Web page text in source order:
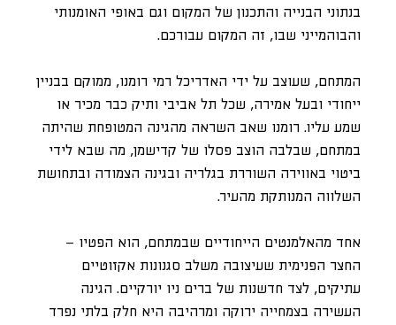
בנתוני הבנייה והתכנון של המקום וגם באופי האומנותי
והבוהמייני שבו, זה המקום עבורכם.
המתחם, שעוצב על ידי האדריכל רמי רומנו, ממוקם בבניין
ייחודי ובעל אמירה, שכל תל אביבי ותיק כבר מכיר או
שמע עליו. רומנו שאב השראה מהגינה המטופחת שהיתה
במתחם, שבלבה הוצב פסלו של קדישמן, מה שבא לידי
ביטוי באווירה השוררת בגלריה ובגינה הצמודה ובתחושת
השלווה המנותקת מהעיר.
אחד מהאלמנטים הייחודיים שבמתחם, הוא הפטיו –
החצר הפנימית שעיצובה משלב סגנונות אקזוטיים
עתיקים, לצד חדשנות של ברים ניו יורקיים. הגינה
העשירה בצמחייה ירוקה ומרהיבה היא חלק בלתי נפרד